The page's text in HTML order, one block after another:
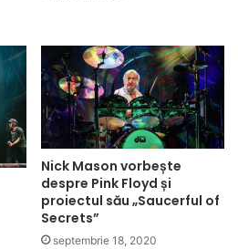
Nick Mason vorbește
despre Pink Floyd și
proiectul său „Saucerful of
Secrets”
septembrie 18, 2020